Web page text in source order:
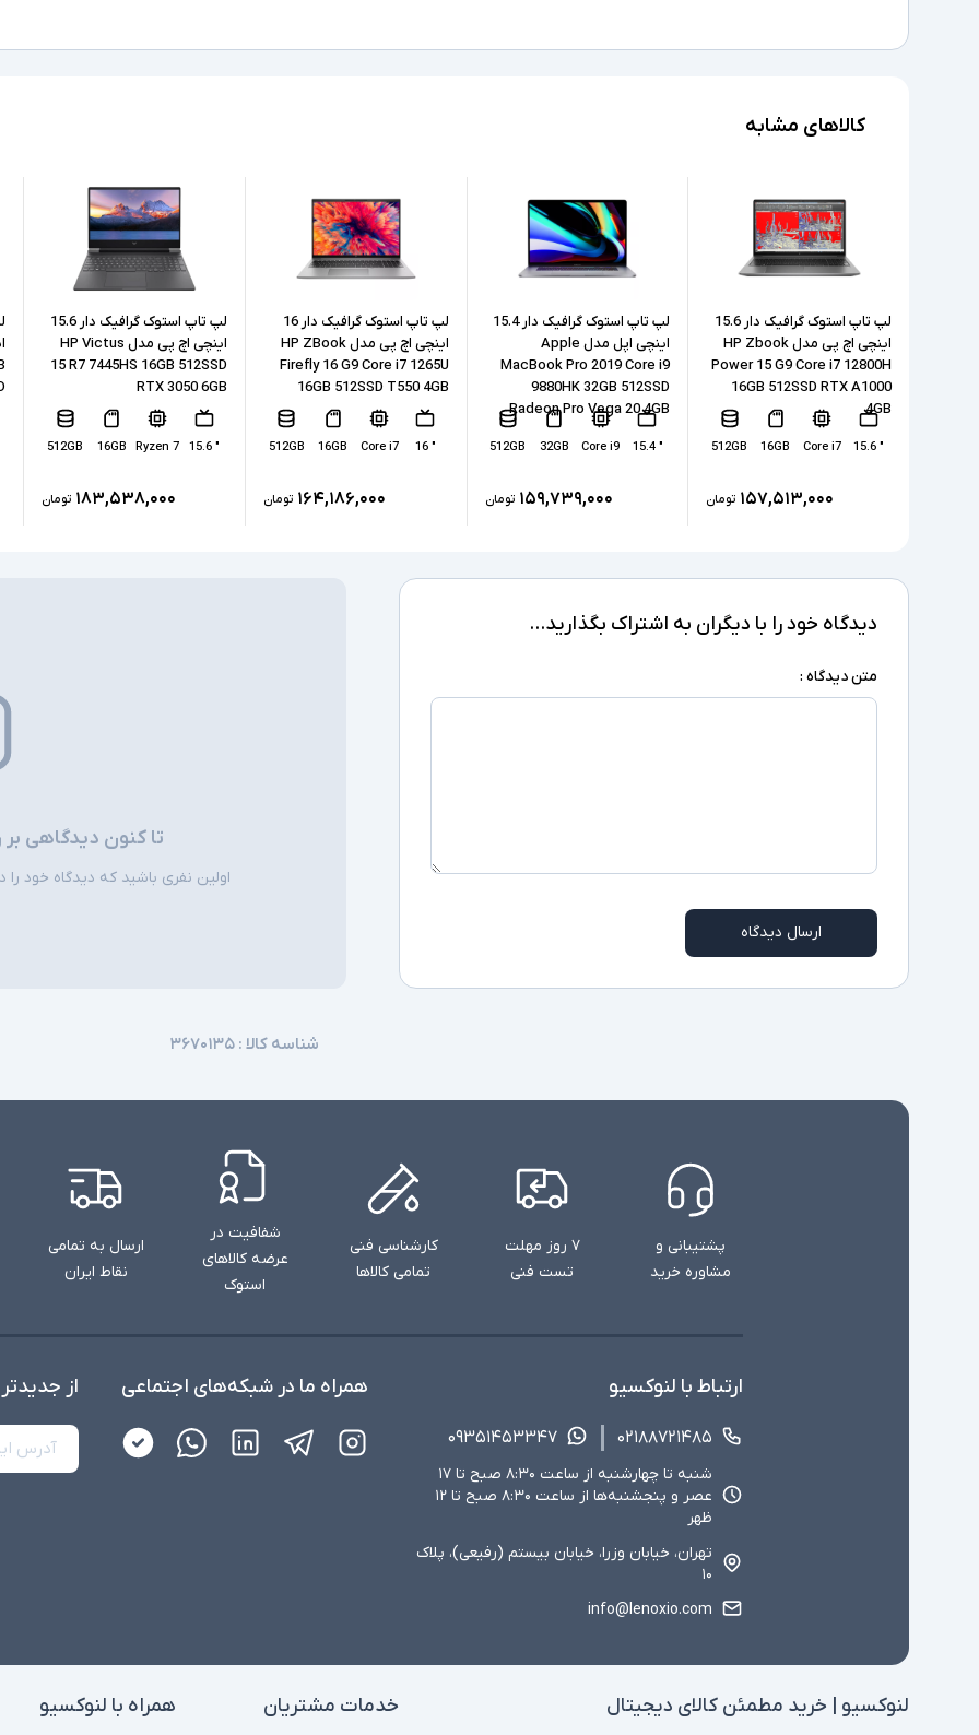
حافظه داخلی
نوع حافظه
پردازنده
کارت گرافیک
کالاهای مشابه
لپ تاپ استوک گرافیک دار 15.6
اینچی اچ پی مدل HP Zbook
Power 15 G9 Core i7 12800H
16GB 512SSD RTX A1000
4GB
" 15.6
Core i7
16GB
512GB
۱۵۷,۵۱۳,۰۰۰ تومان
لپ تاپ استوک گرافیک دار 15.4
اینچی اپل مدل Apple
MacBook Pro 2019 Core i9
9880HK 32GB 512SSD
Radeon Pro Vega 20 4GB
" 15.4
Core i9
32GB
512GB
۱۵۹,۷۳۹,۰۰۰ تومان
لپ تاپ استوک گرافیک دار 16
اینچی اچ پی مدل HP ZBook
Firefly 16 G9 Core i7 1265U
16GB 512SSD T550 4GB
" 16
Core i7
16GB
512GB
۱۶۴,۱۸۶,۰۰۰ تومان
لپ تاپ استوک گرافیک دار 15.6
اینچی اچ پی مدل HP Victus
15 R7 7445HS 16GB 512SSD
RTX 3050 6GB
" 15.6
Ryzen 7
16GB
512GB
۱۸۳,۵۳۸,۰۰۰ تومان
دیدگاه خود را با دیگران به اشتراک بگذارید...
متن دیدگاه :
ارسال دیدگاه
تا کنون دیدگاهی
اولین نفری باشید که دیدگاه خود را
شناسه کالا : ۳۶۷۰۱۳۵
پشتیبانی و
مشاوره خرید
۷ روز مهلت
تست فنی
کارشناسی فنی
تمامی کالاها
شفافیت در
عرضه کالاهای
استوک
ارسال به تمامی
نقاط ایران
ارتباط با لنوکسیو
۰۲۱۸۸۷۲۱۴۸۵ ۰۹۳۵۱۴۵۳۳۴۷
شنبه تا چهارشنبه از ساعت ۸:۳۰ صبح تا ۱۷
عصر و پنجشنبه‌ها از ساعت ۸:۳۰ صبح تا ۱۲
ظهر
تهران، خیابان وزرا، خیابان بیستم (رفیعی)، پلاک
۱۰
info@lenoxio.com
همراه ما در شبکه‌های اجتماعی از
لنوکسیو | خرید مطمئن کالای دیجیتال خدمات مشتریان همراه با لنوکسیو